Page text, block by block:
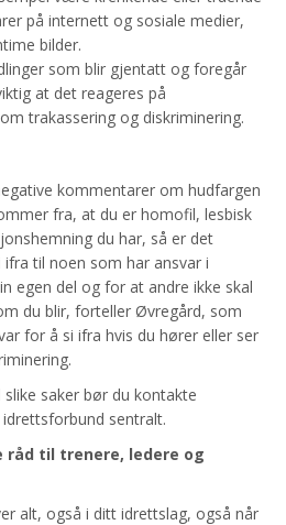
på internett og sosiale medier,
bilder.
som blir gjentatt og foregår
at det reageres på
trakassering og diskriminering.
kommentarer om hudfargen
fra, at du er homofil, lesbisk
du har, så er det
til noen som har ansvar i
egen del og for at andre ikke skal
du blir, forteller Øvregård, som
for å si ifra hvis du hører eller ser
saker bør du kontakte
sentralt.
til trenere, ledere og
alt, også i ditt idrettslag, også når